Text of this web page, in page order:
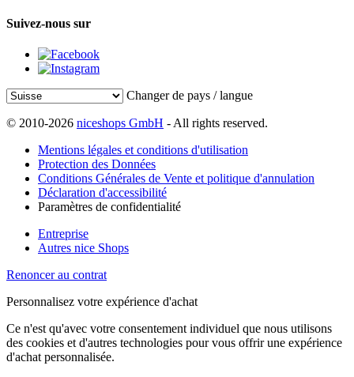
Suivez-nous sur
Changer de pays / langue
© 2010-2026 niceshops GmbH - All rights reserved.
Mentions légales et conditions d'utilisation
Protection des Données
Conditions Générales de Vente et politique d'annulation
Déclaration d'accessibilité
Paramètres de confidentialité
Entreprise
Autres nice Shops
Renoncer au contrat
Personnalisez votre expérience d'achat
Ce n'est qu'avec votre consentement individuel que nous utilisons
des cookies et d'autres technologies pour vous offrir une expérience
d'achat personnalisée.